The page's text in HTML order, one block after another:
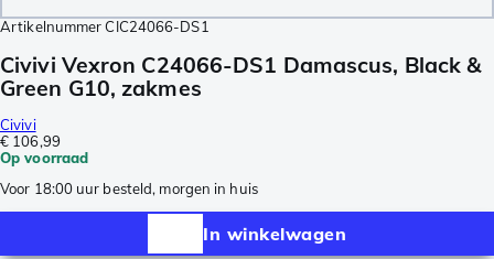
Artikelnummer CIC24066-DS1
Civivi Vexron C24066-DS1 Damascus, Black &
Green G10, zakmes
Civivi
€ 106,99
Op voorraad
Voor 18:00 uur besteld, morgen in huis
In winkelwagen